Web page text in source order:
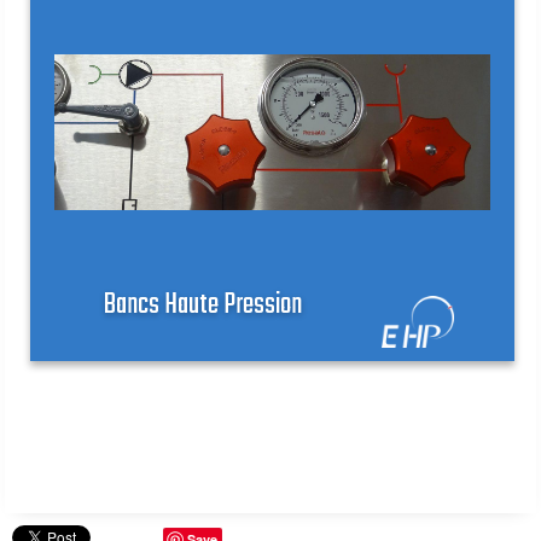
Accessoires de sécurité hydraulique
Soupapes de sécurité type DBDS
Bloc de sécurité type BS
Blocs pour soupapes de sécurité type BPV et BAPV
Equipements de chargement azote
Bancs Haute Pression